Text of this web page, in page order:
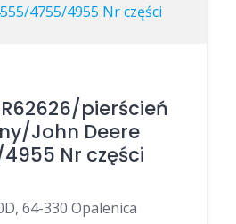
pierścień
John Deere
Nr części
64-330 Opalenica